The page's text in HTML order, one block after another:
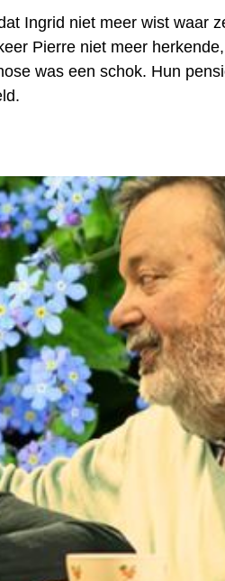
Ingrid niet meer wist waar
Pierre niet meer
was een schok. Hun